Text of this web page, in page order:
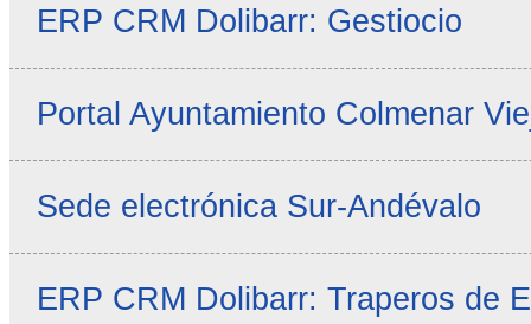
ERP CRM Dolibarr: Gestiocio
Portal Ayuntamiento Colmenar
Sede electrónica Sur-Andévalo
ERP CRM Dolibarr: Traperos de